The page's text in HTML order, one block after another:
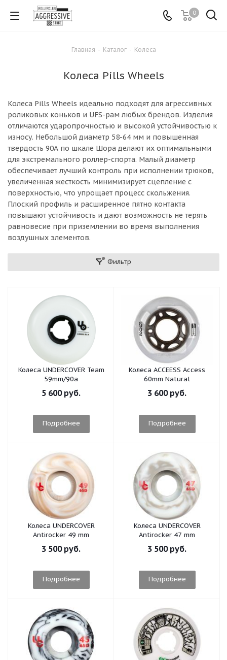
0
Главная - Каталог - Колеса
Колеса Pills Wheels
Колеса Pills Wheels идеально подходят для агрессивных
роликовых коньков и UFS-рам любых брендов. Изделия
отличаются ударопрочностью и высокой устойчивостью к
износу. Небольшой диаметр 58-64 мм и повышенная
твердость 90А по шкале Шора делают их оптимальными
для экстремального роллер-спорта. Малый диаметр
обеспечивает лучший контроль при исполнении трюков,
увеличенная жесткость минимизирует сцепление с
поверхностью, что упрощает процесс скольжения.
Плоский профиль и расширенное пятно контакта
повышают устойчивость и дают возможность не терять
равновесие при приземлении во время выполнения
воздушных элементов.
Фильтр
Колеса UNDERCOVER Team
59mm/90a
5 600 руб.
Подробнее
Колеса ACCEESS Access
60mm Natural
3 600 руб.
Подробнее
Колеса UNDERCOVER
Antirocker 49 mm
3 500 руб.
Подробнее
Колеса UNDERCOVER
Antirocker 47 mm
3 500 руб.
Подробнее